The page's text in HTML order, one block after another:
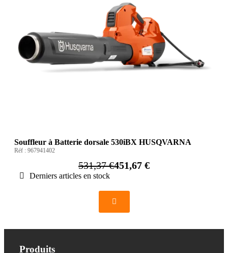
Souffleur à Batterie dorsale 530iBX HUSQVARNA
Réf : 967941402
531,37 €451,67 €
Derniers articles en stock
Produits